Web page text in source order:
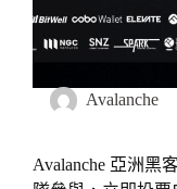
Avalanche
Avalanche 亞洲黑